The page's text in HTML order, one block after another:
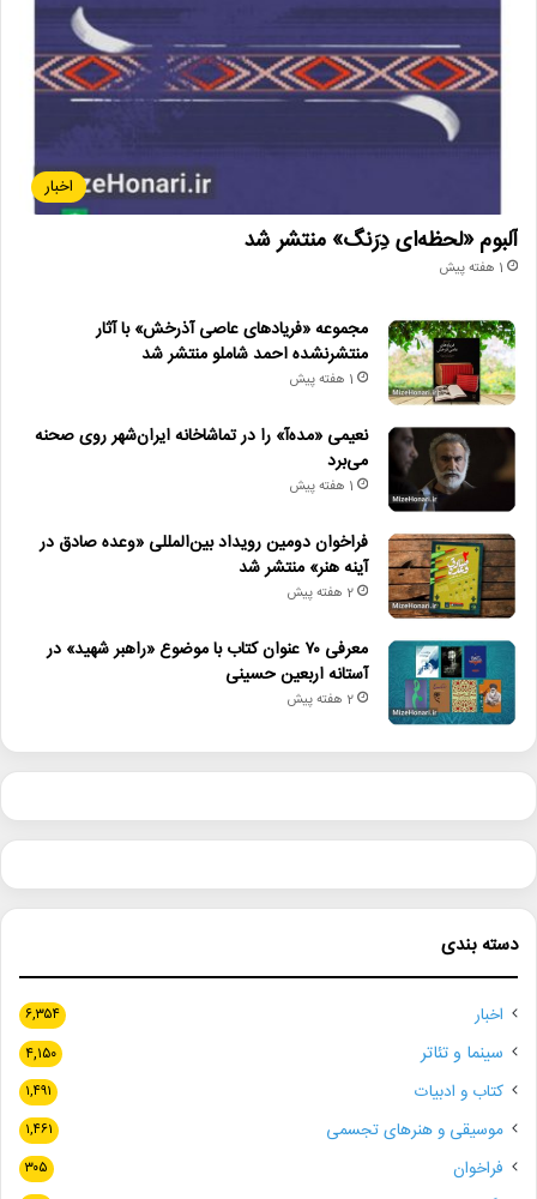
اخبار
آلبوم «لحظه‌ای دِرَنگ» منتشر شد
1 هفته پیش
مجموعه «فریادهای عاصی آذرخش» با آثار
منتشرنشده احمد شاملو منتشر شد
1 هفته پیش
نعیمی «مده‌آ» را در تماشاخانه ایران‌شهر روی صحنه
می‌برد
1 هفته پیش
فراخوان دومین رویداد بین‌المللی «وعده صادق در
آینه هنر» منتشر شد
2 هفته پیش
معرفی ۷۰ عنوان کتاب با موضوع «راهبر شهید» در
آستانه اربعین حسینی
2 هفته پیش
دسته بندی
اخبار ۶,۳۵۴
سینما و تئاتر ۴,۱۵۰
کتاب و ادبیات ۱,۴۹۱
موسیقی و هنرهای تجسمی ۱,۴۶۱
فراخوان ۳۰۵